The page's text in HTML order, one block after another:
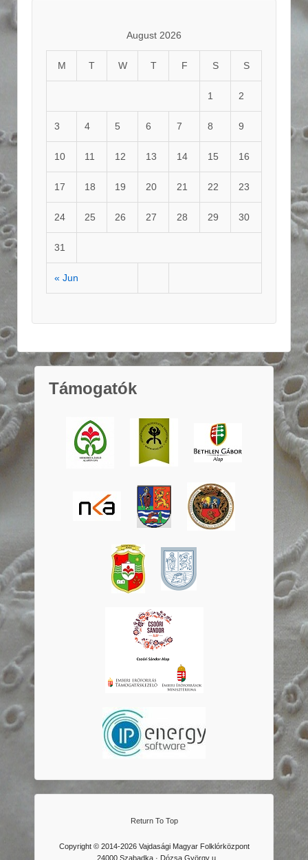
August 2026
M T W T F S S
« Jun
1 2
3 4 5 6 7 8 9
10 11 12 13 14 15 16
17 18 19 20 21 22 23
24 25 26 27 28 29 30
31
Támogatók
Return To Top
Copyright © 2014-2026 Vajdasági Magyar Folklórközpont
24000 Szabadka · Dózsa György u.